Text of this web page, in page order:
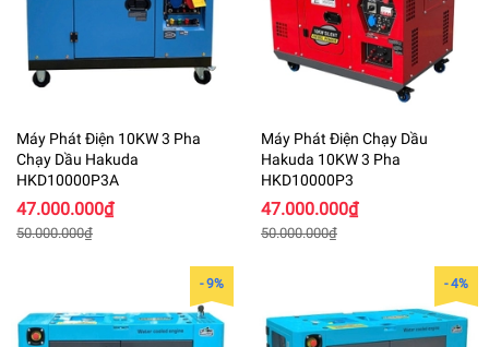
Máy Phát Điện 10KW 3 Pha
Chạy Dầu Hakuda
HKD10000P3A
47.000.000₫
50.000.000₫
Máy Phát Điện Chạy Dầu
Hakuda 10KW 3 Pha
HKD10000P3
47.000.000₫
50.000.000₫
- 9% - 4%